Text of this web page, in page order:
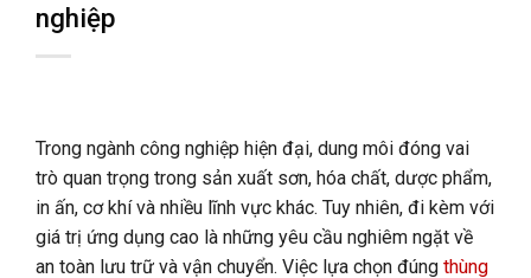
nghiệp
Trong ngành công nghiệp hiện đại, dung môi đóng vai
trò quan trọng trong sản xuất sơn, hóa chất, dược phẩm,
in ấn, cơ khí và nhiều lĩnh vực khác. Tuy nhiên, đi kèm với
giá trị ứng dụng cao là những yêu cầu nghiêm ngặt về
an toàn lưu trữ và vận chuyển. Việc lựa chọn đúng thùng